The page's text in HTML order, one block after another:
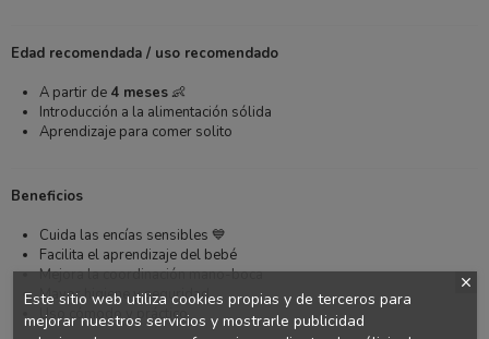
Edad recomendada / uso recomendado
A partir de 4 meses👶
Introducción a la alimentación sólida
Aprendizaje para comer solito
Beneficios
Cuida las encías sensibles 💙
Facilita el aprendizaje del bebé
Mejora la coordinación mano-boca
Mayor higiene y seguridad
Uso cómodo y práctico
Este sitio web utiliza cookies propias y de terceros para
mejorar nuestros servicios y mostrarle publicidad